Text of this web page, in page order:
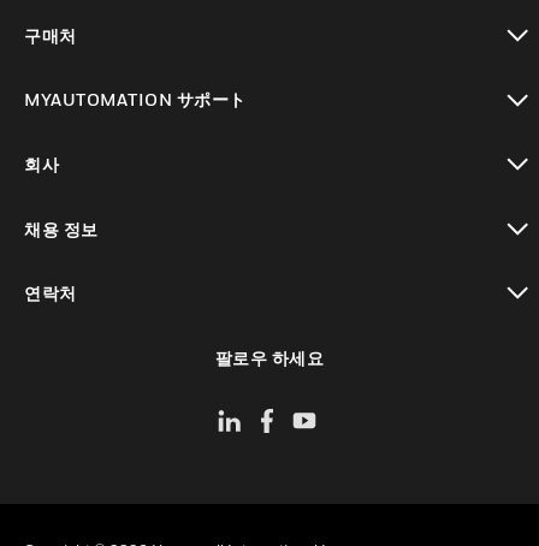
구매처
MYAUTOMATION サポート
회사
채용 정보
연락처
팔로우 하세요